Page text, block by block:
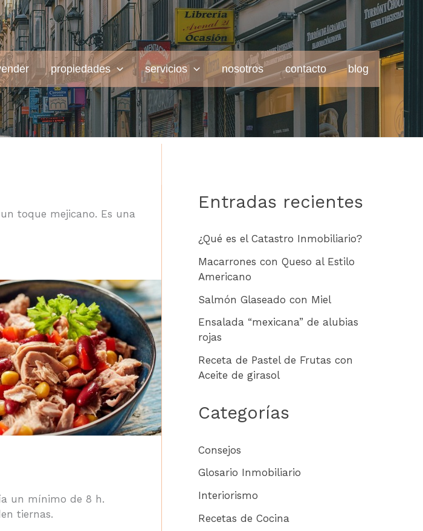
propiedades servicios nosotros contacto blog
toque mejicano. Es una
un mínimo de 8 h.
tiernas.
Entradas recientes
¿Qué es el Catastro Inmobiliario?
Macarrones con Queso al Estilo
Americano
Salmón Glaseado con Miel
Ensalada “mexicana” de alubias
rojas
Receta de Pastel de Frutas con
Aceite de girasol
Categorías
Consejos
Glosario Inmobiliario
Interiorismo
Recetas de Cocina